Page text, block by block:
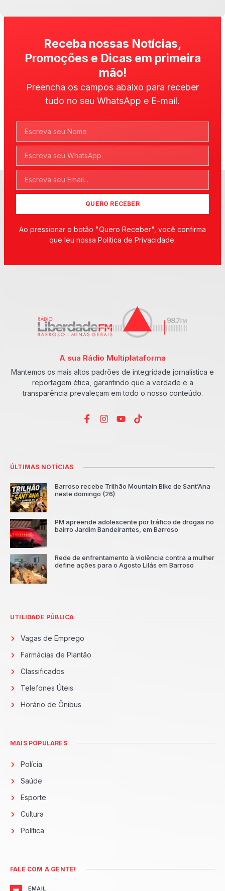
Receba nossas Notícias,
Promoções e Dicas em primeira
mão!
Preencha os campos abaixo para receber
tudo no seu WhatsApp e E-mail.
QUERO RECEBER
Ao pressionar o botão "Quero Receber", você confirma
que leu nossa Política de Privacidade.
A sua Rádio Multiplataforma
Mantemos os mais altos padrões de integridade jornalística e
reportagem ética, garantindo que a verdade e a
transparência prevaleçam em todo o nosso conteúdo.
ÚLTIMAS NOTÍCIAS
Barroso recebe Trilhão Mountain Bike de Sant’Ana
neste domingo (26)
PM apreende adolescente por tráfico de drogas no
bairro Jardim Bandeirantes, em Barroso
Rede de enfrentamento à violência contra a mulher
define ações para o Agosto Lilás em Barroso
UTILIDADE PÚBLICA
Vagas de Emprego
Farmácias de Plantão
Classificados
Telefones Úteis
Horário de Ônibus
MAIS POPULARES
Polícia
Saúde
Esporte
Cultura
Política
FALE COM A GENTE!
EMAIL